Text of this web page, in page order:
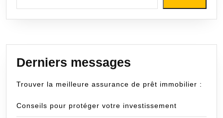
Derniers messages
Trouver la meilleure assurance de prêt immobilier :
Conseils pour protéger votre investissement